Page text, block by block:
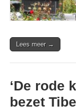
Lees meer →
‘De rode
bezet